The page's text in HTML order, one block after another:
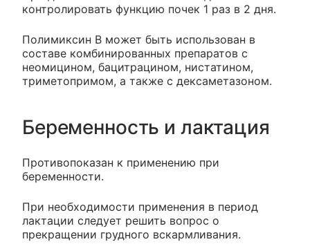
контролировать функцию почек 1 раз в 2 дня.
Полимиксин В может быть использован в
составе комбинированных препаратов с
неомицином, бацитрацином, нистатином,
триметопримом, а также с дексаметазоном.
Беременность и лактация
Противопоказан к применению при
беременности.
При необходимости применения в период
лактации следует решить вопрос о
прекращении грудного вскармливания.